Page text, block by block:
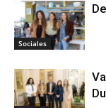
Sociales